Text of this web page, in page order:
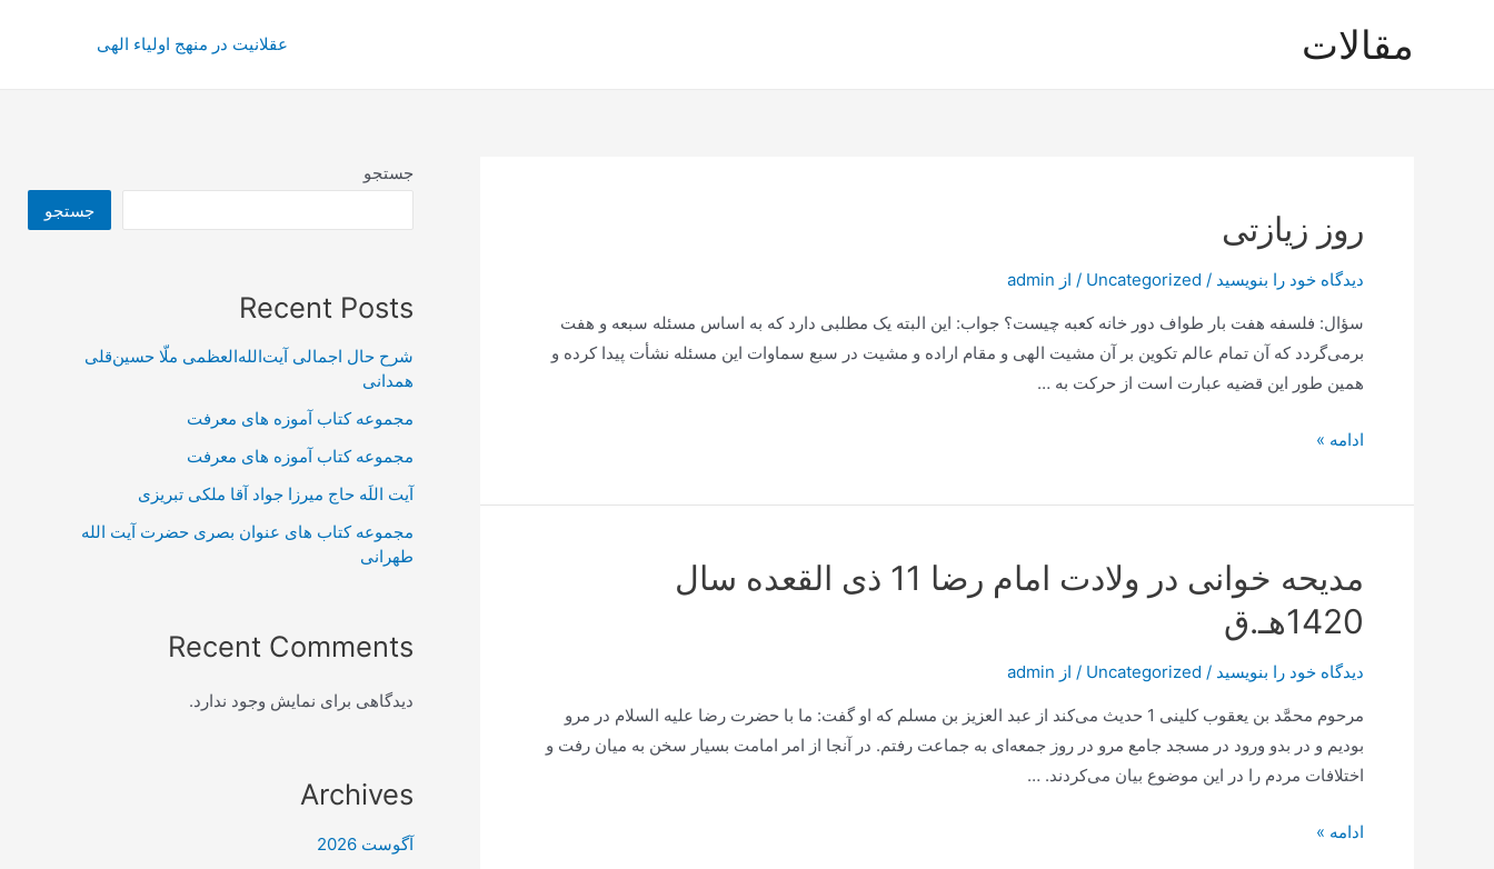
مقالات عقلانیت در منهج اولیاء الهی
روز زیازتی
دیدگاه‌ خود را بنویسید /
Uncategorized / از admin
سؤال: فلسفه هفت بار طواف دور خانه کعبه چیست؟ جواب: این البته یک مطلبی دارد که به اساس مسئله سبعه و هفت
برمی‌گردد که آن تمام عالم تکوین بر آن مشیت الهی و مقام اراده و مشیت در سبع سماوات این مسئله نشأت پیدا کرده و
همین طور این قضیه عبارت است از حرکت به …
روز
ادامه »
مدیحه خوانی در ولادت امام رضا 11 ذی القعده سال
1420هـ.ق
دیدگاه‌ خود را بنویسید /
Uncategorized / از admin
مرحوم محمَّد بن يعقوب كلينى 1 حديث مى‌كند از عبد العزيز بن مسلم كه او گفت: ما با حضرت رضا علیه السلام در مرو
بوديم و در بدو ورود در مسجد جامع مرو در روز جمعه‌اى به جماعت‌ رفتم. در آنجا از امر امامت بسيار سخن به ميان رفت و
اختلافات مردم را در اين موضوع بيان مى‌كردند. …
مدیحه
ادامه »
جستجو
جستجو
Recent Posts
شرح حال اجمالی آیت‌الله‌العظمی ملّا حسین‌قلی
همدانی
مجموعه کتاب آموزه های معرفت
مجموعه کتاب آموزه های معرفت
آیت اللَه حاج میرزا جواد آقا ملکی تبریزی
مجموعه کتاب های عنوان بصری حضرت آیت الله
طهرانی
Recent Comments
دیدگاهی برای نمایش وجود ندارد.
Archives
آگوست 2026